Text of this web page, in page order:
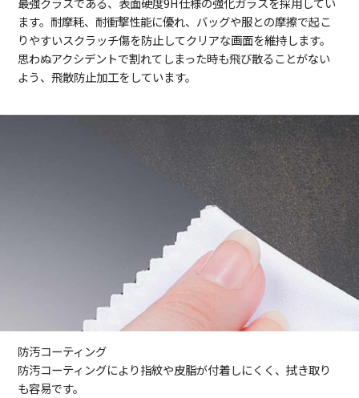
ます。耐摩耗、耐衝撃性能に優れ、バッグや服との摩擦で起こ
りやすいスクラッチ傷を防止してクリアな画面を維持します。
思わぬアクシデントで割れてしまった時も飛び散ることがない
よう、飛散防止加工をしています。
防汚コーティング
防汚コーティングにより指紋や皮脂が付着しにくく、拭き取り
も容易です。